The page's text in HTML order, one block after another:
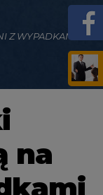
Z WYPADKAMI PRZY
na